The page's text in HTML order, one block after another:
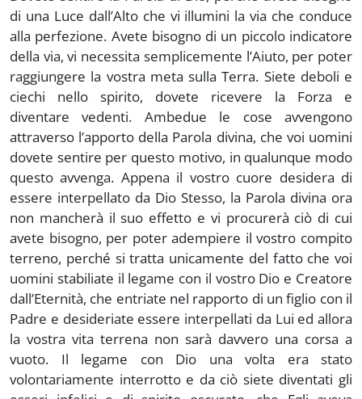
di una Luce dall’Alto che vi illumini la via che conduce
alla perfezione. Avete bisogno di un piccolo indicatore
della via, vi necessita semplicemente l’Aiuto, per poter
raggiungere la vostra meta sulla Terra. Siete deboli e
ciechi nello spirito, dovete ricevere la Forza e
diventare vedenti. Ambedue le cose avvengono
attraverso l’apporto della Parola divina, che voi uomini
dovete sentire per questo motivo, in qualunque modo
questo avvenga. Appena il vostro cuore desidera di
essere interpellato da Dio Stesso, la Parola divina ora
non mancherà il suo effetto e vi procurerà ciò di cui
avete bisogno, per poter adempiere il vostro compito
terreno, perché si tratta unicamente del fatto che voi
uomini stabiliate il legame con il vostro Dio e Creatore
dall’Eternità, che entriate nel rapporto di un figlio con il
Padre e desideriate essere interpellati da Lui ed allora
la vostra vita terrena non sarà davvero una corsa a
vuoto. Il legame con Dio una volta era stato
volontariamente interrotto e da ciò siete diventati gli